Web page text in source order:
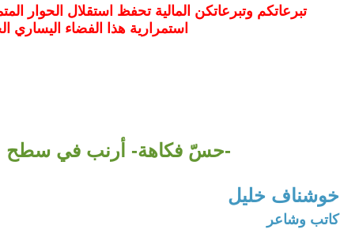
تبرعاتكم وتبرعاتكن المالية تحفظ استقلال الحوار
استمرارية هذا الفضاء اليساري
-حسّ فكاهة- أرنب في سطح
خوشناف خليل
كاتب وشاعر